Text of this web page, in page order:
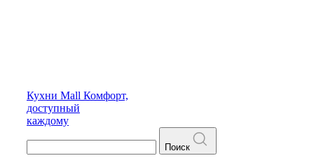
Кухни Mall Комфорт,
доступный
каждому
Поиск